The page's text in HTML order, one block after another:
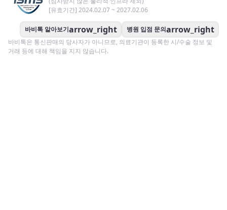
[유효기간] 2024.02.07 ~ 2027.02.06
바비톡 알아보기arrow_right 병원 입점 문의arrow_right
바비톡은 통신판매의 당사자가 아니므로, 의료기관이 등록한 시/수술 정보 및
거래 등에 대해 책임을 지지 않습니다.